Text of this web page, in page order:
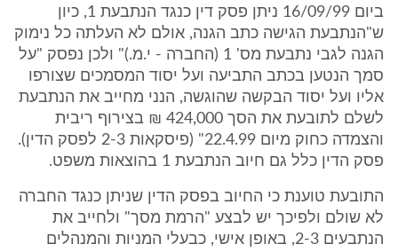
ביום 16/09/99 ניתן פסק דין כנגד הנתבעת 1, כיון
ש"הנתבעת הגישה כתב הגנה, אולם לא העלתה כל נימוק
הגנה לגבי נתבעת מס' 1 (החברה - י.מ.)" ולכן נפסק "על
סמך הנטען בכתב התביעה ועל יסוד המסמכים שצורפו
אליו ועל יסוד הבקשה שהוגשה, הנני מחייב את הנתבעת
לשלם לתובעת את הסך 424,000 ₪ בצירוף ריבית
והצמדה כחוק מיום 22.4.99" (פיסקאות 2-3 לפסק הדין).
פסק הדין כלל גם חיוב הנתבעת 1 בהוצאות משפט.
התובעת טוענת כי החיוב בפסק הדין שניתן כנגד החברה
לא שולם ולפיכך יש לבצע "הרמת מסך" ולחייב את
הנתבעים 2-3, באופן אישי, כבעלי המניות והמנהלים